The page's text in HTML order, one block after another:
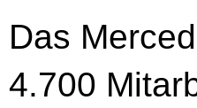
Das
4.700